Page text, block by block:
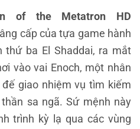
of the Metatron HD
cấp của tựa game hành
thứ ba El Shaddai, ra mắt
vào vai Enoch, một nhân
giao nhiệm vụ tìm kiếm
sa ngã. Sứ mệnh này
trình kỳ lạ qua các vùng